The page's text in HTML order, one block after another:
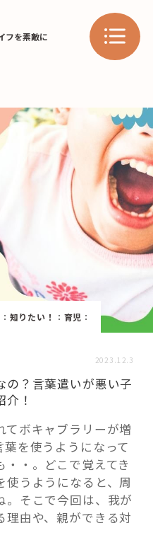
フを素敵に
暮らし
学び・教育
HAREL
活用事例
リノベ事例
： 知りたい！ ： 育児 ：
2023.12.3
の？言葉遣いが悪い子
！
てボキャブラリーが増
を使うようになって
・。どこで覚えてき
うようになると、周
。そこで今回は、我が
理由や、親ができる対